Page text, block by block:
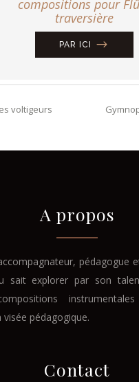
compositions pour
traversière
PAR ICI
voltigeurs
A propos
pédagogue
sait explorer par son
pédagogique.
Contact